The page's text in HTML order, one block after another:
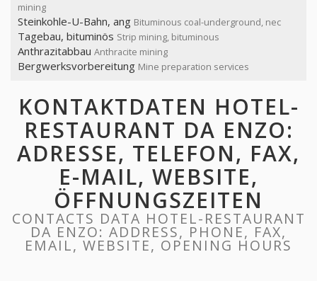
mining
Steinkohle-U-Bahn, ang Bituminous coal-underground, nec
Tagebau, bituminös Strip mining, bituminous
Anthrazitabbau Anthracite mining
Bergwerksvorbereitung Mine preparation services
KONTAKTDATEN HOTEL-
RESTAURANT DA ENZO:
ADRESSE, TELEFON, FAX,
E-MAIL, WEBSITE,
ÖFFNUNGSZEITEN
CONTACTS DATA HOTEL-RESTAURANT
DA ENZO: ADDRESS, PHONE, FAX,
EMAIL, WEBSITE, OPENING HOURS